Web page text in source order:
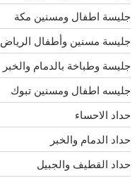
جليسة اطفال ومسنين مكة
جليسة مسنين وأطفال الرياض
جليسة وطباخة بالدمام والخبر
جليسه اطفال ومسنين تبوك
حداد الاحساء
حداد الدمام والخبر
حداد القطيف والجبيل